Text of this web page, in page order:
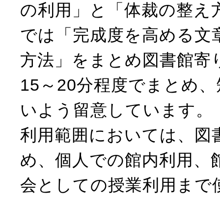
の利用」と「体裁の整
では「完成度を高める文
方法」をまとめ図書館
15～20分程度でまとめ
いよう留意しています。
利用範囲においては、図
め、個人での館内利用、
会としての授業利用ま